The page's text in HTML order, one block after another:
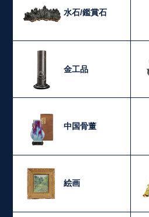
水石/鑑賞石
金工品
中国骨董
絵画